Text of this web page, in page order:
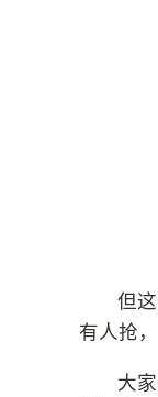
但
有人抢
大